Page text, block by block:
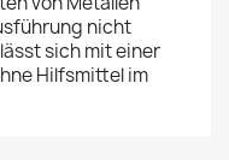
nicht
sich mit einer
Hilfsmittel im